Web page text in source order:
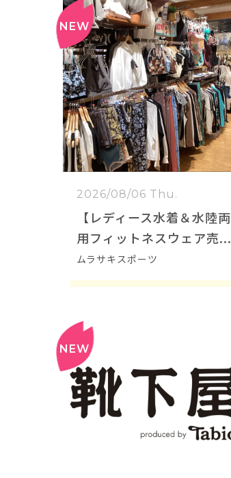
2026/08/06 Thu.
【レディース水着＆水陸両
用フィットネスウェア売
り場のご紹介】一部セー
ル開催中！
ムラサキスポーツ